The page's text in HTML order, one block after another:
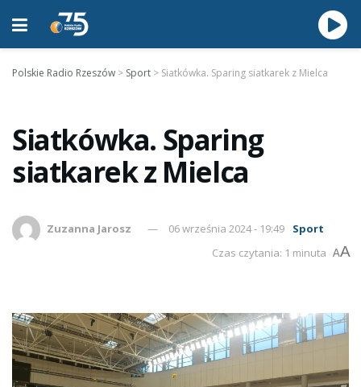
Polskie Radio Rzeszów > Sport > Siatkówka. Sparing siatkarek z Mielca
Siatkówka. Sparing
siatkarek z Mielca
Zuzanna Jarosz 06 września 2024 - 19:49
Sport
Czas czytania: 1 minuta AA